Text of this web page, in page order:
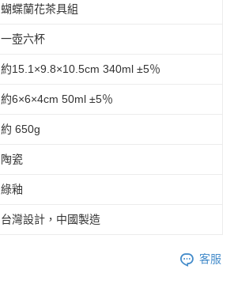
蝴蝶蘭花茶具組
一壺六杯
約15.1×9.8×10.5cm 340ml ±5％
約6×6×4cm 50ml ±5％
約 650g
陶瓷
綠釉
台灣設計，中國製造
客服